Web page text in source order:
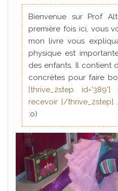
Bienvenue sur Prof
première fois ici, vous
mon livre vous
physique est
des enfants. Il contient
concrètes pour faire
[thrive_2step
recevoir [/thrive_2step]
:o)